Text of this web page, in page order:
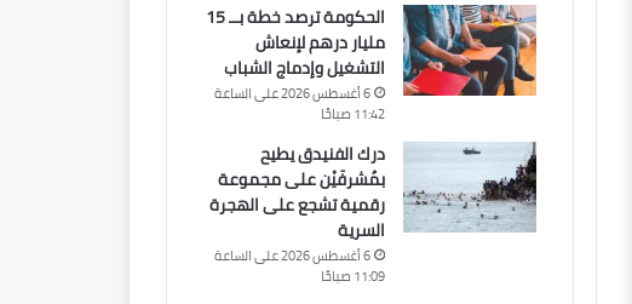
الحكومة ترصد خطة بــ 15
مليار درهم لإنعاش
التشغيل وإدماج الشباب
6 أغسطس 2026 على الساعة
11:42 صباحًا
درك الفنيدق يطيح
بمُشرفَيْن على مجموعة
رقمية تشجع على الهجرة
السرية
6 أغسطس 2026 على الساعة
11:09 صباحًا